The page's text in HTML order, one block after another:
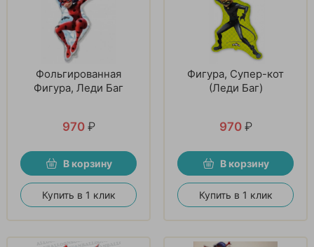
Фольгированная
Фигура, Леди Баг
970 ₽
В корзину
Купить в 1 клик
Фигура, Супер-кот
(Леди Баг)
970 ₽
В корзину
Купить в 1 клик